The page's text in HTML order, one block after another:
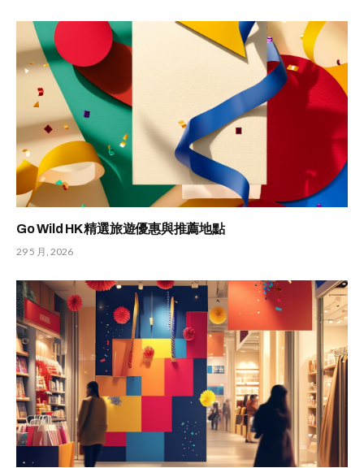
Go Wild HK 精選旅遊優惠與推薦地點
29 5 月, 2026